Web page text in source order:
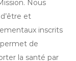
Nous
et
inscrits
de
la santé par